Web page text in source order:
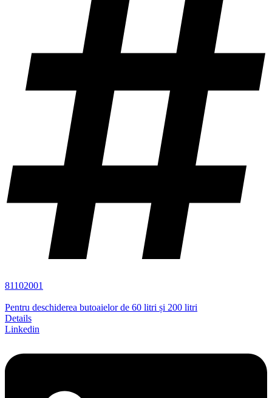
81102001
Pentru deschiderea butoaielor de 60 litri și 200 litri
Details
Linkedin